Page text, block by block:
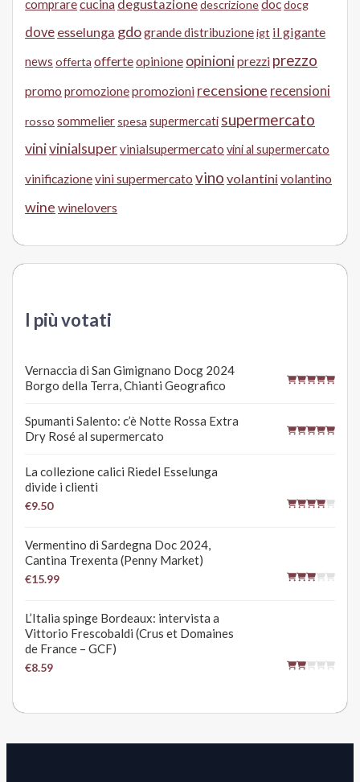
comprarecucina degustazionedescrizionedocdocg
dove esselunga gdogrande distribuzioneigt il gigante
news offerta offerteopinione opinioniprezzi prezzo
promo promozionepromozioni recensione recensioni
rosso sommelier spesa supermercati supermercato
vinivinialsupervinialsupermercato vini al supermercato
vinificazionevini supermercato vino volantini volantino
wine winelovers
I più votati
Vernaccia di San Gimignano Docg 2024
Borgo della Terra, Chianti Geografico
Spumanti Salento: c’è Notte Rossa Extra
Dry Rosé al supermercato
La collezione calici Riedel Esselunga
divide i clienti
€9.50
Vermentino di Sardegna Doc 2024,
Cantina Trexenta (Penny Market)
€15.99
L’Italia spinge Bordeaux: intervista a
Vittorio Frescobaldi (Crus et Domaines
de France – GCF)
€8.59